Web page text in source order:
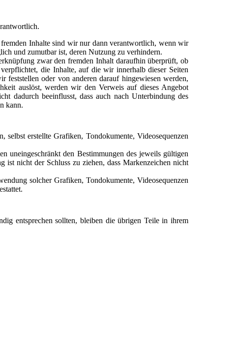
Inhalte sind wir nur dann verantwortlich, wenn wir
und zumutbar ist, deren Nutzung zu verhindern.
zwar den fremden Inhalt daraufhin überprüft, ob
die Inhalte, auf die wir innerhalb dieser Seiten
feststellen oder von anderen darauf hingewiesen werden,
auslöst, werden wir den Verweis auf dieses Angebot
dadurch beeinflusst, dass auch nach Unterbindung des
kann.
selbst erstellte Grafiken, Tondokumente, Videosequenzen
uneingeschränkt den Bestimmungen des jeweils gültigen
ist nicht der Schluss zu ziehen, dass Markenzeichen nicht
solcher Grafiken, Tondokumente, Videosequenzen
entsprechen sollten, bleiben die übrigen Teile in ihrem